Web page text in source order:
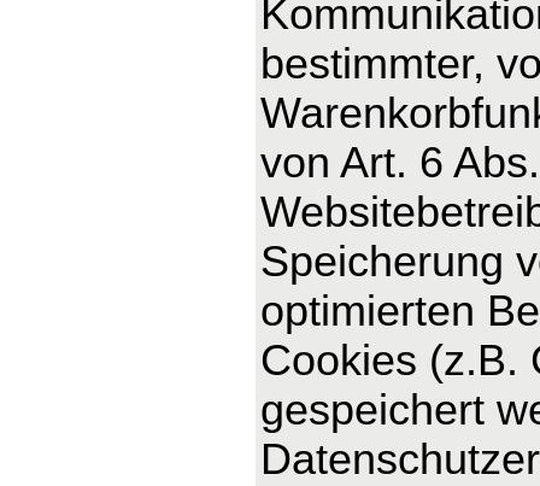
bestimmter,
von Art. 6
Speicherung
optimierten
Cookies (z.B.
gespeichert